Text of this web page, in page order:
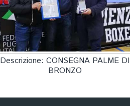
Descrizione: CONSEGNA PALME DI
BRONZO